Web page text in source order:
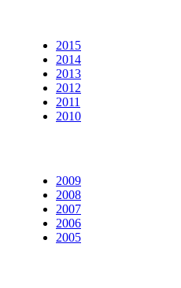
2015
2014
2013
2012
2011
2010
2009
2008
2007
2006
2005